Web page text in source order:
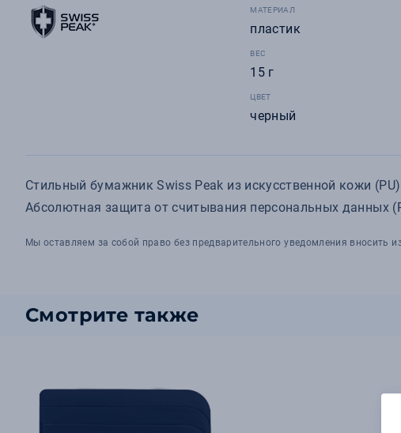
МАТЕРИАЛ
пластик
ВЕС
15 г
ЦВЕТ
черный
Стильный бумажник Swiss Peak из искусственной кожи
Абсолютная защита от считывания персональных данных
Мы оставляем за собой право без предварительного уведомления вносить
Смотрите также